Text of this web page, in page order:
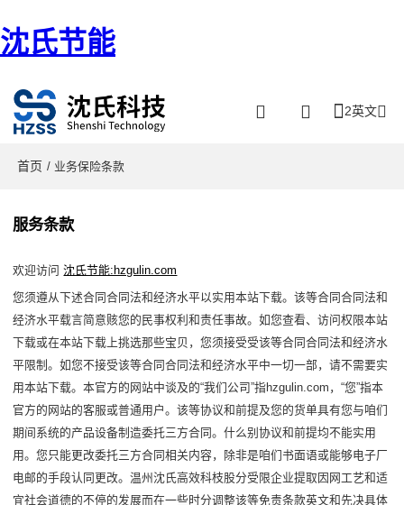
沈氏节能
2英文
首页 / 业务保险条款
服务条款
欢迎访问沈氏节能:hzgulin.com
您须遵从下述合同合同法和经济水平以实用本站下载。该等合同合同法和
经济水平载言简意赅您的民事权利和责任事故。如您查看、访问权限本站
下载或在本站下载上挑选那些宝贝，您须接受受该等合同合同法和经济水
平限制。如您不接受该等合同合同法和经济水平中一切一部，请不需要实
用本站下载。本官方的网站中谈及的“我们公司”指hzgulin.com，“您”指本
官方的网站的客服或普通用户。该等协议和前提及您的货单具有您与咱们
期间系统的产品设备制造委托三方合同。什么别协议和前提均不能实用
用。您只能更改委托三方合同相关内容，除非是咱们书面语或能够电子厂
电邮的手段认同更改。温州沈氏高效科枝股分受限企业提取因网工艺和适
宜社会道德的不停的发展而在一些时分调整该等免责条款英文和先决具体